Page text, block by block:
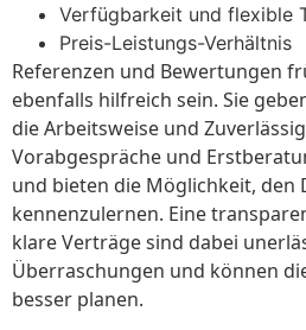
Verfügbarkeit und flexible
Preis-Leistungs-Verhältnis
Referenzen und Bewertungen
ebenfalls hilfreich sein. Sie
die Arbeitsweise und
Vorabgespräche und
und bieten die Möglichkeit, den
kennenzulernen. Eine
klare Verträge sind dabei
Überraschungen und können
besser planen.